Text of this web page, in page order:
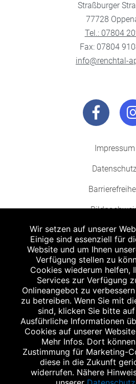
Straßburger
77728
Tel.: 07804
Fax: 07804
info@renchtal-
Impressum
Abgabe in haushaltsüblichen Mengen, solange
und Satzfehler keine Haftung.
Zu Risiken und Nebenwirkungen lesen Sie
Sie Ihren Arzt oder Apotheker.
Angabe nach der deutschen
(AEP). Der AEP ist keine unverbindliche
AEP ist ein von den Apotheken in Ansatz
Arzneimittel. Er entspricht in der Höhe dem
Abgabepreis, zu dem eine Apotheke in
unter 12 Jahren) das Produkt mit der
abrechnet. Der AEP ist der allgemeine
Kostenübernahme durch die gesetzlichen
Zwangsrabattes (zur Zeit 5%) nach §130 Abs.
Wir setzen auf unserer
Einige sind essenziell für
Website und um Ihnen
Verfügung stellen zu
Cookies wiederum helfen,
Services zur Verfügung
Onlineangebot zu
zu betreiben. Wenn Sie mit
sind, klicken Sie bitte auf
Ausführliche Informationen
Cookies auf unserer
Mehr Infos. Dort
Zustimmung für Marketing-
diese in die Zukunft
widerrufen. Nähere